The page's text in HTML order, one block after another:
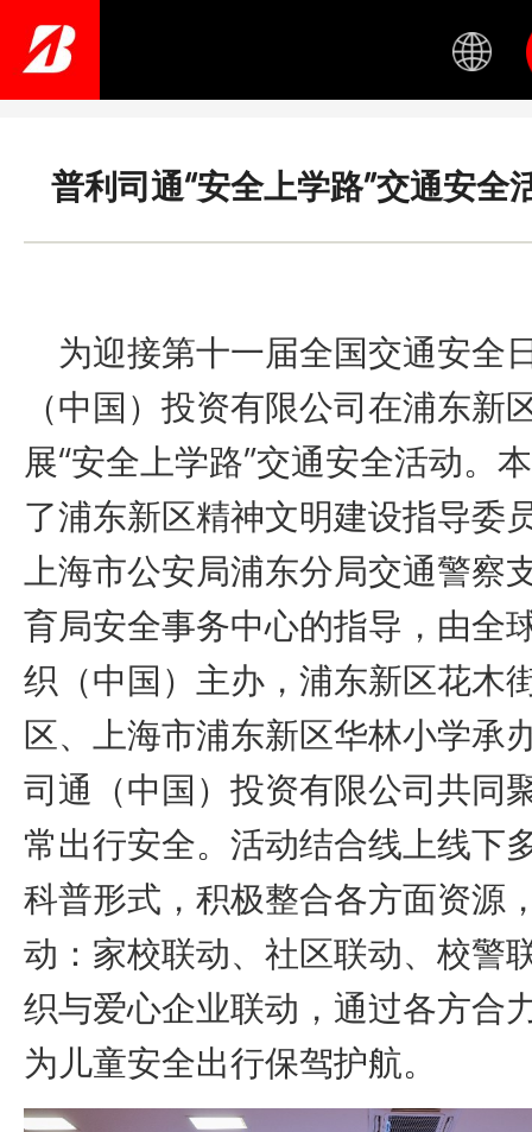
content
普利司通“安全上学路”交通安全
为迎接第十一届全国交通安全
（中国）投资有限公司在浦东新
展“安全上学路”交通安全活动。
了浦东新区精神文明建设指导委
上海市公安局浦东分局交通警察
育局安全事务中心的指导，由全
织（中国）主办，浦东新区花木
区、上海市浦东新区华林小学承
司通（中国）投资有限公司共同
常出行安全。活动结合线上线下
科普形式，积极整合各方面资源
动：家校联动、社区联动、校警
织与爱心企业联动，通过各方合
为儿童安全出行保驾护航。